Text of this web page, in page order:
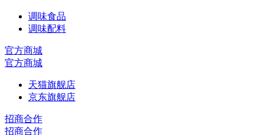
调味食品
调味配料
官方商城
官方商城
天猫旗舰店
京东旗舰店
招商合作
招商合作